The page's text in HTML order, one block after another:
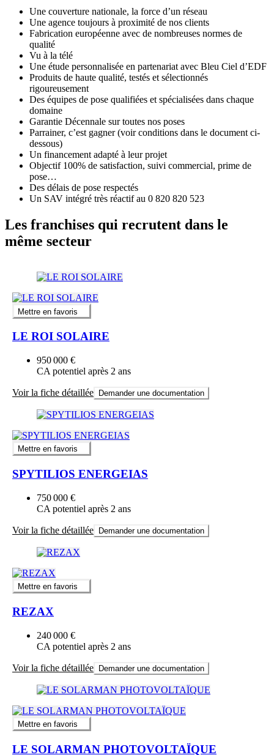
Une couverture nationale, la force d’un réseau
Une agence toujours à proximité de nos clients
Fabrication européenne avec de nombreuses normes de
qualité
Vu à la télé
Une étude personnalisée en partenariat avec Bleu Ciel d’EDF
Produits de haute qualité, testés et sélectionnés
rigoureusement
Des équipes de pose qualifiées et spécialisées dans chaque
domaine
Garantie Décennale sur toutes nos poses
Parrainer, c’est gagner (voir conditions dans le document ci-
dessous)
Un financement adapté à leur projet
Objectif 100% de satisfaction, suivi commercial, prime de
pose…
Des délais de pose respectés
Un SAV intégré très réactif au 0 820 820 523
Les franchises qui recrutent dans le
même secteur
Mettre en favoris
LE ROI SOLAIRE
950 000 €
CA potentiel après 2 ans
Voir la fiche détaillée Demander une documentation
Mettre en favoris
SPYTILIOS ENERGEIAS
750 000 €
CA potentiel après 2 ans
Voir la fiche détaillée Demander une documentation
Mettre en favoris
REZAX
240 000 €
CA potentiel après 2 ans
Voir la fiche détaillée Demander une documentation
Mettre en favoris
LE SOLARMAN PHOTOVOLTAÏQUE